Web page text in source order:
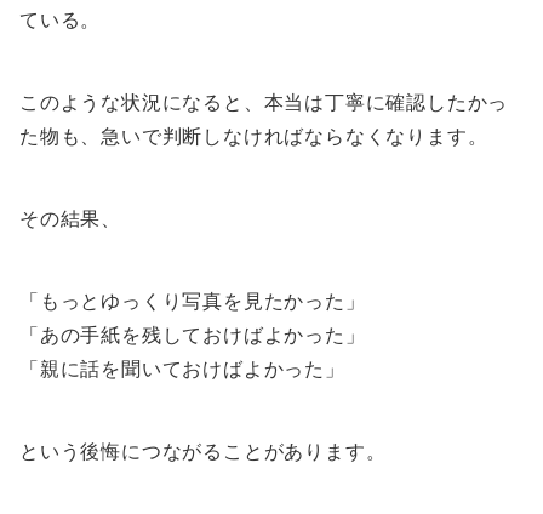
ている。
このような状況になると、本当は丁寧に確認したかっ
た物も、急いで判断しなければならなくなります。
その結果、
「もっとゆっくり写真を見たかった」
「あの手紙を残しておけばよかった」
「親に話を聞いておけばよかった」
という後悔につながることがあります。